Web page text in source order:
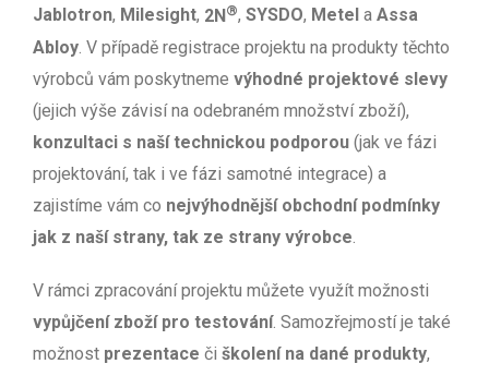
Jablotron, Milesight, 2N®, SYSDO, Metel a Assa
Abloy . V případě registrace projektu na produkty těchto
výrobců vám poskytneme výhodné projektové slevy
(jejich výše závisí na odebraném množství zboží),
konzultaci s naší technickou podporou (jak ve fázi
projektování, tak i ve fázi samotné integrace) a
zajistíme vám co nejvýhodnější obchodní podmínky
jak z naší strany, tak ze strany výrobce
V rámci zpracování projektu můžete využít možnosti
vypůjčení zboží pro testování. Samozřejmostí je také
možnost prezentace či školení na dané produkty,